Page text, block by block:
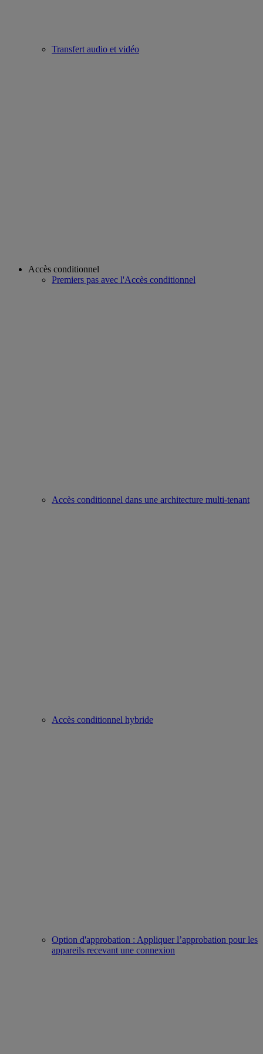
Transfert audio et vidéo
Accès conditionnel
Premiers pas avec l'Accès conditionnel
Accès conditionnel dans une architecture multi-tenant
Accès conditionnel hybride
Option d'approbation : Appliquer l’approbation pour les
appareils recevant une connexion